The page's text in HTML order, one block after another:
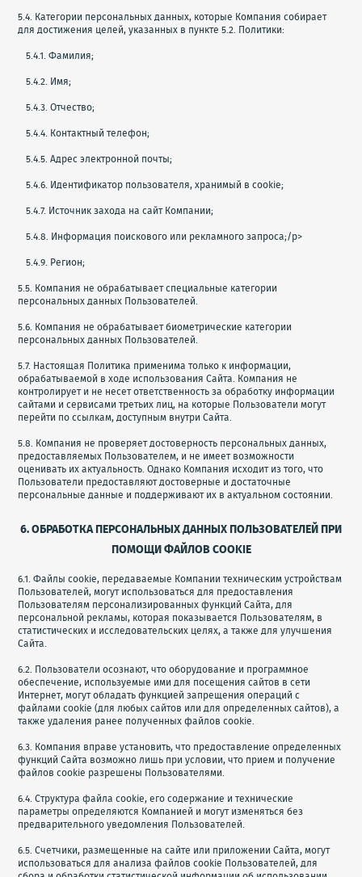
5.4. Категории персональных данных, которые Компания собирает
для достижения целей, указанных в пункте 5.2. Политики:
5.4.1. Фамилия;
5.4.2. Имя;
5.4.3. Отчество;
5.4.4. Контактный телефон;
5.4.5. Адрес электронной почты;
5.4.6. Идентификатор пользователя, хранимый в cookie;
5.4.7. Источник захода на сайт Компании;
5.4.8. Информация поискового или рекламного запроса;/p>
5.4.9. Регион;
5.5. Компания не обрабатывает специальные категории
персональных данных Пользователей.
5.6. Компания не обрабатывает биометрические категории
персональных данных Пользователей.
5.7. Настоящая Политика применима только к информации,
обрабатываемой в ходе использования Сайта. Компания не
контролирует и не несет ответственность за обработку информации
сайтами и сервисами третьих лиц, на которые Пользователи могут
перейти по ссылкам, доступным внутри Сайта.
5.8. Компания не проверяет достоверность персональных данных,
предоставляемых Пользователем, и не имеет возможности
оценивать их актуальность. Однако Компания исходит из того, что
Пользователи предоставляют достоверные и достаточные
персональные данные и поддерживают их в актуальном состоянии.
6. ОБРАБОТКА ПЕРСОНАЛЬНЫХ ДАННЫХ ПОЛЬЗОВАТЕЛЕЙ ПРИ
ПОМОЩИ ФАЙЛОВ COOKIE
6.1. Файлы cookie, передаваемые Компании техническим устройствам
Пользователей, могут использоваться для предоставления
Пользователям персонализированных функций Сайта, для
персональной рекламы, которая показывается Пользователям, в
статистических и исследовательских целях, а также для улучшения
Сайта.
6.2. Пользователи осознают, что оборудование и программное
обеспечение, используемые ими для посещения сайтов в сети
Интернет, могут обладать функцией запрещения операций с
файлами cookie (для любых сайтов или для определенных сайтов), а
также удаления ранее полученных файлов cookie.
6.3. Компания вправе установить, что предоставление определенных
функций Сайта возможно лишь при условии, что прием и получение
файлов cookie разрешены Пользователями.
6.4. Структура файла cookie, его содержание и технические
параметры определяются Компанией и могут изменяться без
предварительного уведомления Пользователей.
6.5. Счетчики, размещенные на сайте или приложении Сайта, могут
использоваться для анализа файлов cookie Пользователей, для